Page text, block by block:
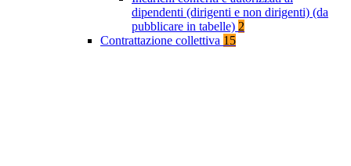
dipendenti (dirigenti e non dirigenti) (da
pubblicare in tabelle) 2
Contrattazione collettiva 15